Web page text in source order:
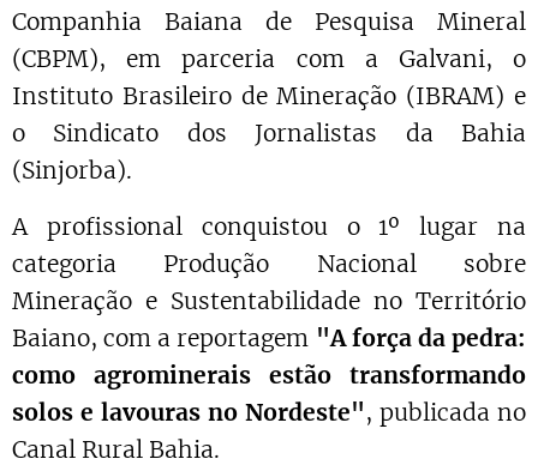
Companhia Baiana de Pesquisa Mineral
(CBPM), em parceria com a Galvani, o
Instituto Brasileiro de Mineração (IBRAM) e
o Sindicato dos Jornalistas da Bahia
(Sinjorba).
A profissional conquistou o 1º lugar na
categoria Produção Nacional sobre
Mineração e Sustentabilidade no Território
Baiano, com a reportagem "A força da pedra:
como agrominerais estão transformando
solos e lavouras no Nordeste", publicada no
Canal Rural Bahia.